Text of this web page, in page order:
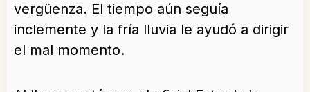
vergüenza. El tiempo aún seguía
inclemente y la fría lluvia le ayudó a dirigir
el mal momento.